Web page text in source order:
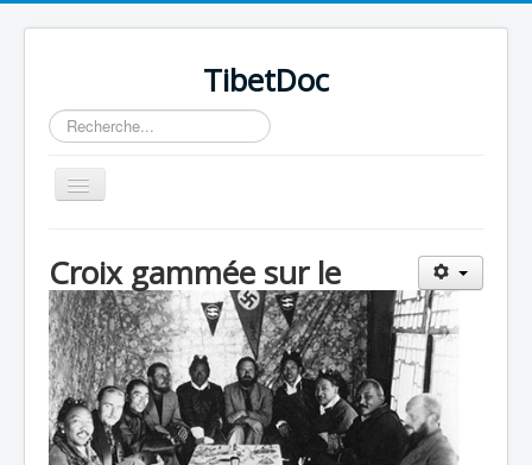
TibetDoc
Rechercher
Basculer
la
Croix gammée sur le